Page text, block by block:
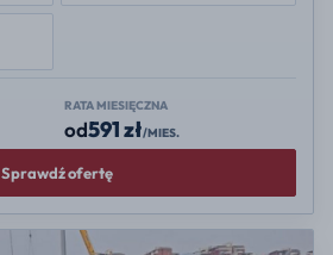
RATA MIESIĘCZNA
od591 zł/MIES.
Sprawdź ofertę